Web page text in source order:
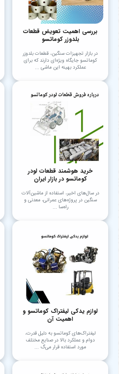
بررسی اهمیت تعویض قطعات
بلدوزر کوماتسو
در بازار تجهیزات سنگین، قطعات بلدوزر
کوماتسو جایگاه ویژه‌ای دارند که برای
عملکرد بهینه این ماشی ...
خرید هوشمند قطعات لودر
کوماتسو در بازار ایران
در سال‌های اخیر، استفاده از ماشین‌آلات
سنگین در پروژه‌های عمرانی، معدنی و
راه‌سا ...
لوازم یدکی لیفتراک کوماتسو و
اهمیت آن
لیفتراک‌های کوماتسو به دلیل قدرت،
دوام و عملکرد بالا در صنایع مختلف
مورد استفاده قرار می‌گ ...